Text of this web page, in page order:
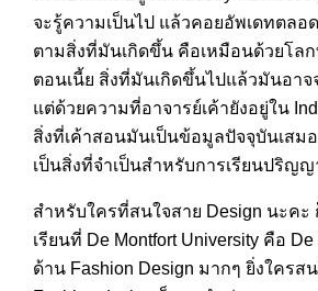
จะรู้ความเป็นไป แล้วคอยอัพเดทตลอ
ตามสิ่งที่มันเกิดขึ้น คือเหมือนด้วยโล
ตอนเนี้ย สิ่งที่มันเกิดขึ้นไปแล้วมันอาจ
แต่ด้วยความที่อาจารย์เค้ายังอยู่ใน
สิ่งที่เค้าสอนมันเป็นข้อมูลปัจจุบันเส
เป็นสิ่งที่จำเป็นสำหรับการเรียนปริญ
สำหรับใครที่สนใจสาย Design นะคะ
เรียนที่ De Montfort University คือ
ด้าน Fashion Design มากๆ ยิ่งใครส